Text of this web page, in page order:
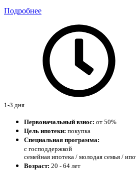
Подробнее
1-3 дня
Первоначальный взнос: от 50%
Цель ипотеки: покупка
Специальная программа:
с господдержкой
семейная ипотека / молодая семья /
Возраст: 20 - 64 лет